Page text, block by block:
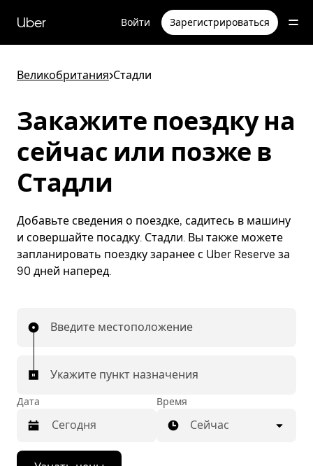
перейти
к
содержимому
Uber Войти Зарегистрироваться
Великобритания>Стадли
Закажите поездку на
сейчас или позже в
Стадли
Добавьте сведения о поездке, садитесь в машину
и совершайте посадку. Стадли. Вы также можете
запланировать поездку заранее с Uber Reserve за
90 дней наперед.
Введите местоположение
Укажите пункт назначения
Дата
Нажмите
Время
Сейчас